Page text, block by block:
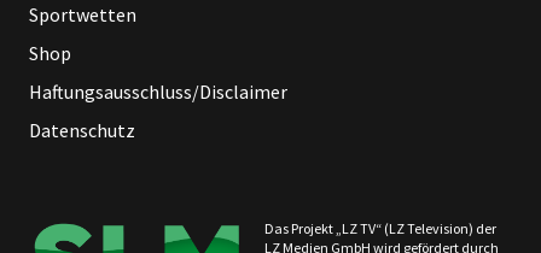
Sportwetten
Shop
Haftungsausschluss/Disclaimer
Datenschutz
Das Projekt „LZ TV“ (LZ Television) der
LZ Medien GmbH wird gefördert durch